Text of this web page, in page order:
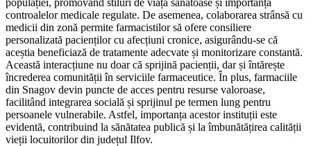
controalelor medicale regulate. De asemenea, colaborarea strânsă cu
medicii din zonă permite farmacistilor să ofere consiliere
personalizată pacienților cu afecțiuni cronice, asigurându-se că
aceștia beneficiază de tratamente adecvate și monitorizare constantă.
Această interacțiune nu doar că sprijină pacienții, dar și întărește
încrederea comunității în serviciile farmaceutice. În plus, farmaciile
din Snagov devin puncte de acces pentru resurse valoroase,
facilitând integrarea socială și sprijinul pe termen lung pentru
persoanele vulnerabile. Astfel, importanța acestor instituții este
evidentă, contribuind la sănătatea publică și la îmbunătățirea calității
vieții locuitorilor din județul Ilfov.